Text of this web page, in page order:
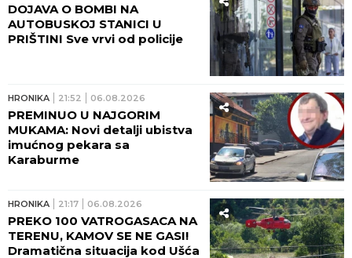
DOJAVA O BOMBI NA
AUTOBUSKOJ STANICI U
PRIŠTINI Sve vrvi od policije
HRONIKA 21:52 06.08.2026
PREMINUO U NAJGORIM
MUKAMA: Novi detalji ubistva
imućnog pekara sa
Karaburme
HRONIKA 21:17 06.08.2026
PREKO 100 VATROGASACA NA
TERENU, KAMOV SE NE GASI!
Dramatična situacija kod Ušća